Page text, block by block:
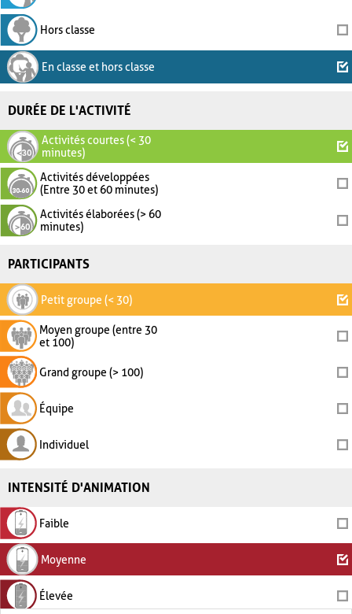
Hors classe
En classe et hors classe
DURÉE DE L'ACTIVITÉ
Activités courtes (< 30
minutes)
Activités développées
(Entre 30 et 60 minutes)
Activités élaborées (> 60
minutes)
PARTICIPANTS
Petit groupe (< 30)
Moyen groupe (entre 30
et 100)
Grand groupe (> 100)
Équipe
Individuel
INTENSITÉ D'ANIMATION
Faible
Moyenne
Élevée